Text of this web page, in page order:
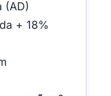
(AD)
+ 18%